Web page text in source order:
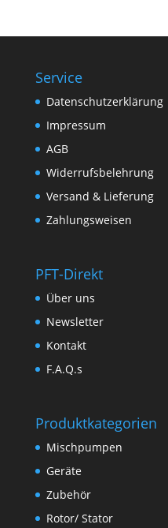
Service
Datenschutzerklärung
Impressum
AGB
Widerrufsbelehrung
Versand & Lieferung
Zahlungsweisen
PFT-Direkt
Über uns
Newsletter
Kontakt
F.A.Q.s
Produktkategorien
Mischpumpen
Geräte
Zubehör
Rotor/ Stator